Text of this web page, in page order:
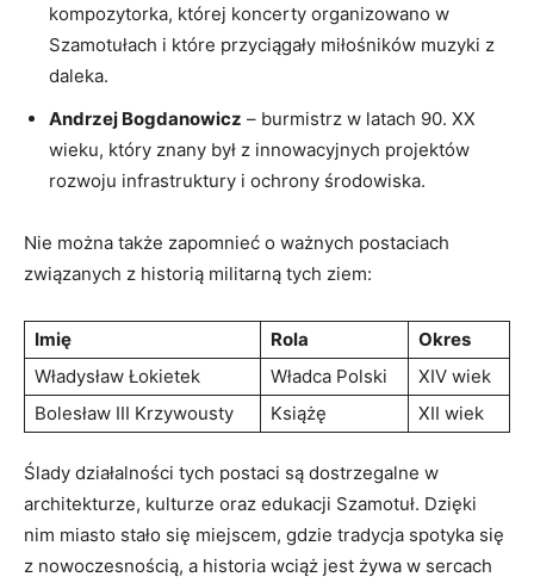
kompozytorka, której koncerty organizowano w
Szamotułach i które przyciągały miłośników muzyki z
daleka.
Andrzej Bogdanowicz – burmistrz w latach 90. XX
wieku, który znany był z innowacyjnych projektów
rozwoju infrastruktury i ochrony środowiska.
Nie można także zapomnieć o ważnych postaciach
związanych z historią militarną tych ziem:
Imię Rola
Okres
Władysław Łokietek
Władca Polski
XIV wiek
Bolesław III Krzywousty
Książę XII wiek
Ślady działalności tych postaci są dostrzegalne w
architekturze, kulturze oraz edukacji Szamotuł. Dzięki
nim miasto stało się miejscem, gdzie tradycja spotyka się
z nowoczesnością, a historia wciąż jest żywa w sercach